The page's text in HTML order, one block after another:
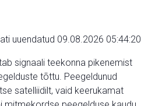
uuendatud 09.08.2026 05:44:20
signaali teekonna pikenemist
tõttu. Peegeldunud
satelliidilt, vaid keerukamat